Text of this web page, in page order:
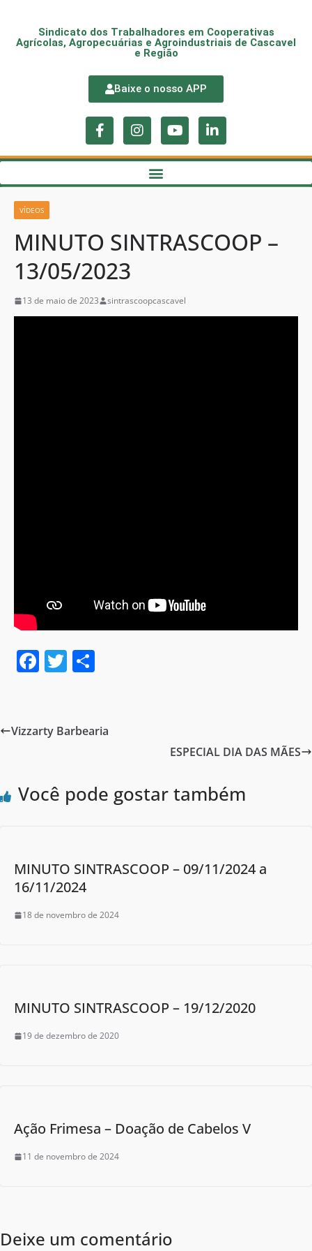
Sindicato dos Trabalhadores em Cooperativas
Agrícolas, Agropecuárias e Agroindustriais de Cascavel
e Região
Baixe o nosso APP
VÍDEOS
MINUTO SINTRASCOOP –
13/05/2023
13 de maio de 2023 sintrascoopcascavel
F
e
o
T
er e
Vizzarty Barbearia
ESPECIAL DIA DAS MÃES
Você pode gostar também
MINUTO SINTRASCOOP – 09/11/2024 a
16/11/2024
18 de novembro de 2024
MINUTO SINTRASCOOP – 19/12/2020
19 de dezembro de 2020
Ação Frimesa – Doação de Cabelos V
11 de novembro de 2024
Deixe um comentário